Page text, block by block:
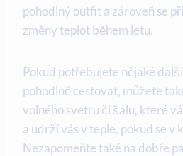
pohodlný outfit a zároveň se
změny teplot během letu.
Pokud potřebujete nějaké
pohodlně cestovat, můžete
volného svetru či šálu, které
a udrží vás v teple, pokud se v
Nezapomeňte také na dobře